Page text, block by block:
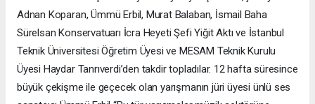
Adnan Koparan, Ümmü Erbil, Murat Balaban, İsmail Baha
Sürelsan Konservatuarı İcra Heyeti Şefi Yiğit Aktı ve İstanbul
Teknik Üniversitesi Öğretim Üyesi ve MESAM Teknik Kurulu
Üyesi Haydar Tanrıverdi’den takdir topladılar. 12 hafta süresince
büyük çekişme ile geçecek olan yarışmanın jüri üyesi ünlü ses